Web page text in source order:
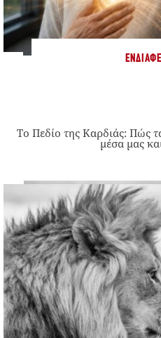
Το Πεδίο της Καρδιάς: Πώς
μέσα μας